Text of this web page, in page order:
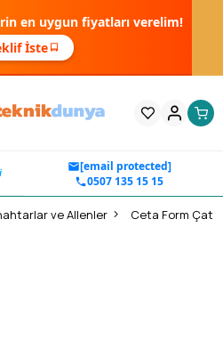
en uygun fiyatları verelim!
İste
[email protected]
0507 135 15 15
ve Allenler